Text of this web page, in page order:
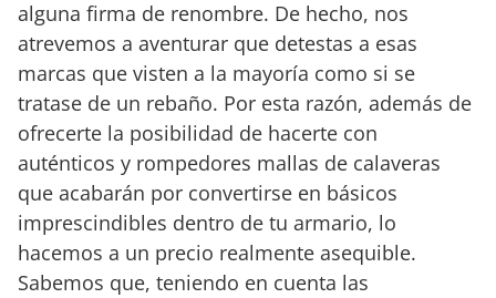
alguna firma de renombre. De hecho, nos
atrevemos a aventurar que detestas a esas
marcas que visten a la mayoría como si se
tratase de un rebaño. Por esta razón, además de
ofrecerte la posibilidad de hacerte con
auténticos y rompedores mallas de calaveras
que acabarán por convertirse en básicos
imprescindibles dentro de tu armario, lo
hacemos a un precio realmente asequible.
Sabemos que, teniendo en cuenta las